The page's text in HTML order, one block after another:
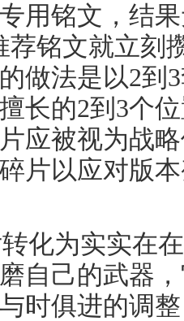
用铭文，结
荐铭文就立刻
做法是以2到
长的2到3个
应被视为战
片以应对版
化为实实在
自己的武器
时俱进的调